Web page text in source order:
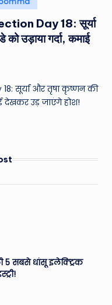
Day 18: सूर्या
उड़ाया गर्दा, कमाई
सूर्या और तृषा कृष्णन की
देखकर उड़ जाएंगे होश!
5 सबसे धांसू इलेक्ट्रिक